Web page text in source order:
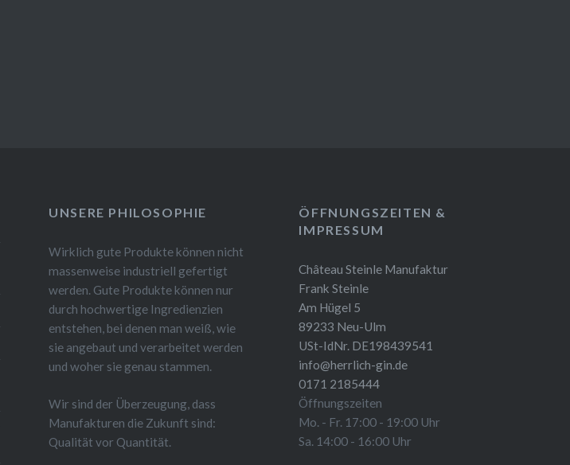
UNSERE PHILOSOPHIE
Wirklich gute Produkte können nicht
massenweise industriell gefertigt
werden. Gute Produkte können nur
durch hochwertige Ingredienzien
entstehen, bei denen man weiß, wie
sie angebaut und verarbeitet werden
und woher sie genau stammen.
Wir sind der Überzeugung, dass
Manufakturen die Zukunft sind:
Qualität vor Quantität.
ÖFFNUNGSZEITEN &
IMPRESSUM
Château Steinle Manufaktur
Frank Steinle
Am Hügel 5
89233 Neu-Ulm
USt-IdNr. DE198439541
info@herrlich-gin.de
0171 2185444
Öffnungszeiten
Mo. - Fr. 17:00 - 19:00 Uhr
Sa. 14:00 - 16:00 Uhr